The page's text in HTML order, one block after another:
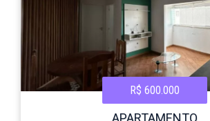
R$ 600.000
APARTAMENTO